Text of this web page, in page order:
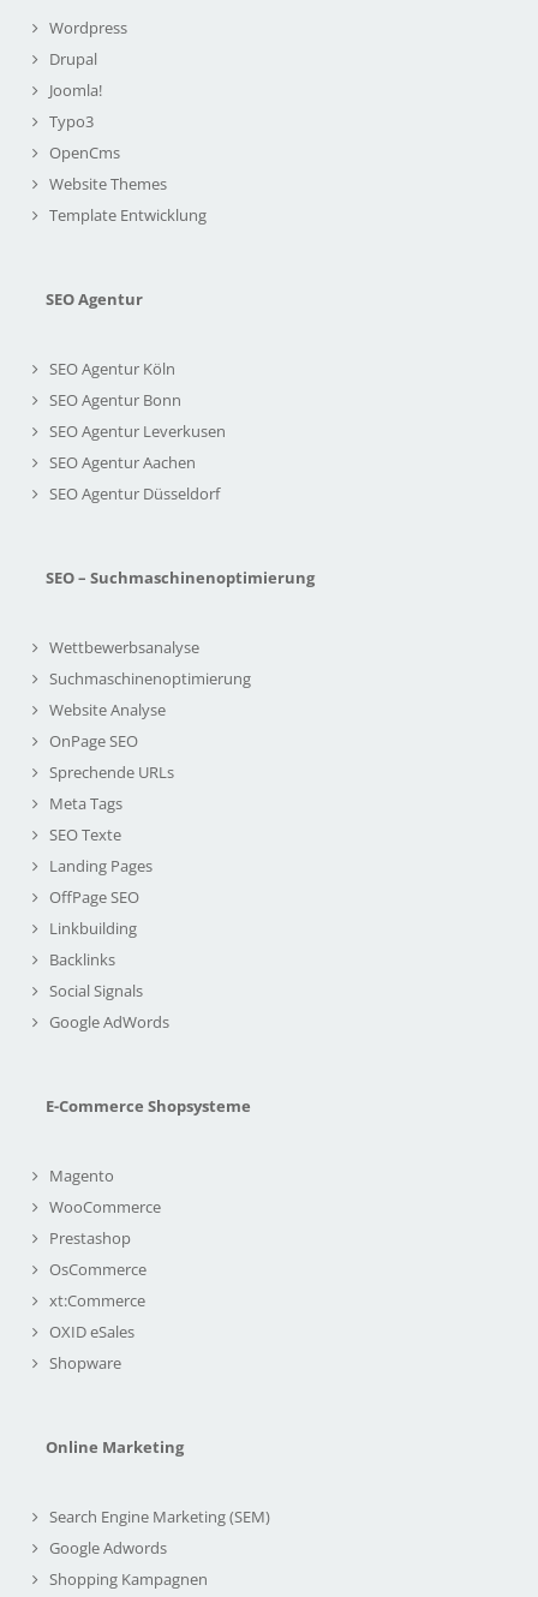
Wordpress
Drupal
Joomla!
Typo3
OpenCms
Website Themes
Template Entwicklung
SEO Agentur
SEO Agentur Köln
SEO Agentur Bonn
SEO Agentur Leverkusen
SEO Agentur Aachen
SEO Agentur Düsseldorf
SEO – Suchmaschinenoptimierung
Wettbewerbsanalyse
Suchmaschinenoptimierung
Website Analyse
OnPage SEO
Sprechende URLs
Meta Tags
SEO Texte
Landing Pages
OffPage SEO
Linkbuilding
Backlinks
Social Signals
Google AdWords
E-Commerce Shopsysteme
Magento
WooCommerce
Prestashop
OsCommerce
xt:Commerce
OXID eSales
Shopware
Online Marketing
Search Engine Marketing (SEM)
Google Adwords
Shopping Kampagnen